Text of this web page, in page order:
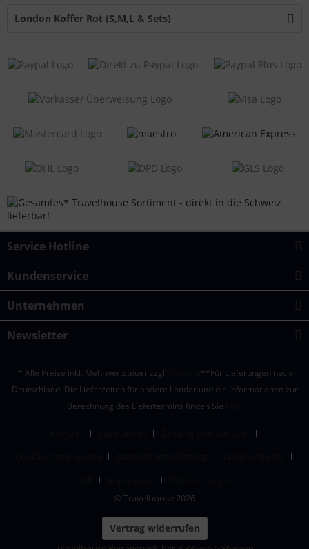
London Koffer Rot (S,M,L & Sets)
Service Hotline
Kundenservice
Unternehmen
Newsletter
* Alle Preise inkl. Mehrwertsteuer zzgl.
**Für Lieferungen nach
Deutschland. Die Lieferzeiten für andere Länder und die Informationen zur
Berechnung des Liefertermins finden Sie
© Travelhouse 2026
Vertrag widerrufen